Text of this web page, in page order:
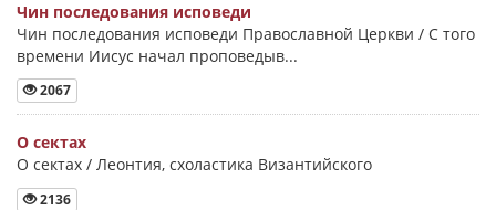
Чин последования исповеди
Чин последования исповеди Православной Церкви / С того
времени Иисус начал проповедыв...
2067
О сектах
О сектах / Леонтия, схоластика Византийского
2136